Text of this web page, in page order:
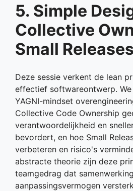
5. Simple
Collective
Small Releases
Deze sessie verkent de lean
effectief softwareontwerp.
YAGNI-mindset
Collective Code Ownership
verantwoordelijkheid en
bevordert, en hoe Small
verbeteren en risico's
abstracte theorie zijn deze
teamgedrag dat
aanpassingsvermogen